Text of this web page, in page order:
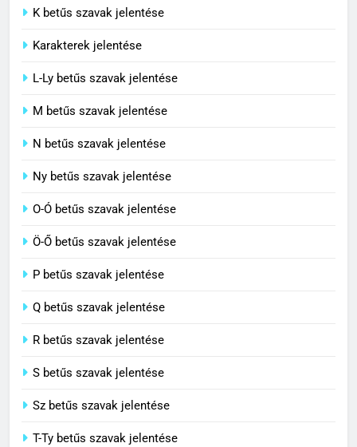
C BETŰS SZAVAK JELENTÉSE
C BETŰS SZAVAK JELENTÉSE
8
Centenárium jelentése
K betűs szavak jelentése
Karakterek jelentése
L-Ly betűs szavak jelentése
M betűs szavak jelentése
N betűs szavak jelentése
Ny betűs szavak jelentése
O-Ó betűs szavak jelentése
Ö-Ő betűs szavak jelentése
P betűs szavak jelentése
Q betűs szavak jelentése
R betűs szavak jelentése
S betűs szavak jelentése
Sz betűs szavak jelentése
T-Ty betűs szavak jelentése